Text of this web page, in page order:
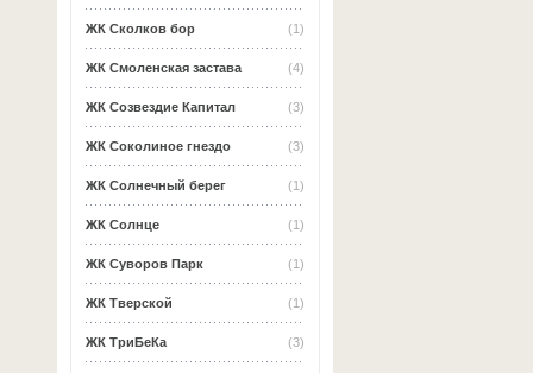
(1)
ЖК Сколков бор
(4)
ЖК Смоленская застава
(3)
ЖК Созвездие Капитал
(3)
ЖК Соколиное гнездо
(1)
ЖК Солнечный берег
(1)
ЖК Солнце
(1)
ЖК Суворов Парк
(1)
ЖК Тверской
(3)
ЖК ТриБеКа